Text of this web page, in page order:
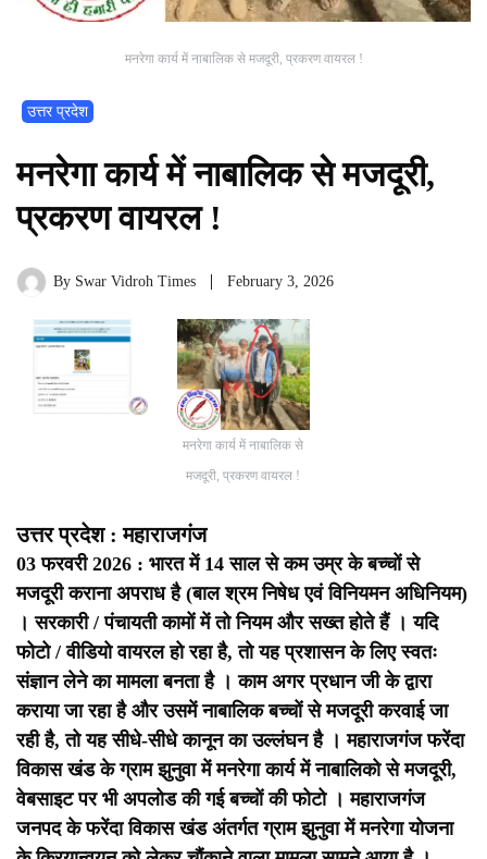
मनरेगा कार्य में नाबालिक से मजदूरी, प्रकरण वायरल !
उत्तर प्रदेश
मनरेगा कार्य में नाबालिक से मजदूरी,
प्रकरण वायरल !
By Swar Vidroh Times February 3, 2026
मनरेगा कार्य में नाबालिक से
मजदूरी, प्रकरण वायरल !
उत्तर प्रदेश : महाराजगंज
03 फरवरी 2026 : भारत में 14 साल से कम उम्र के बच्चों से
मजदूरी कराना अपराध है (बाल श्रम निषेध एवं विनियमन अधिनियम)
। सरकारी / पंचायती कामों में तो नियम और सख्त होते हैं ।यदि
फोटो / वीडियो वायरल हो रहा है, तो यह प्रशासन के लिए स्वतः
संज्ञान लेने का मामला बनता है । काम अगर प्रधान जी के द्वारा
कराया जा रहा है और उसमें नाबालिक बच्चों से मजदूरी करवाई जा
रही है, तो यह सीधे-सीधे कानून का उल्लंघन है ।महाराजगंज फरेंदा
विकास खंड के ग्राम झुनुवा में मनरेगा कार्य में नाबालिको से मजदूरी,
वेबसाइट पर भी अपलोड की गई बच्चों की फोटो ।महाराजगंज
जनपद के फरेंदा विकास खंड अंतर्गत ग्राम झुनुवा में मनरेगा योजना